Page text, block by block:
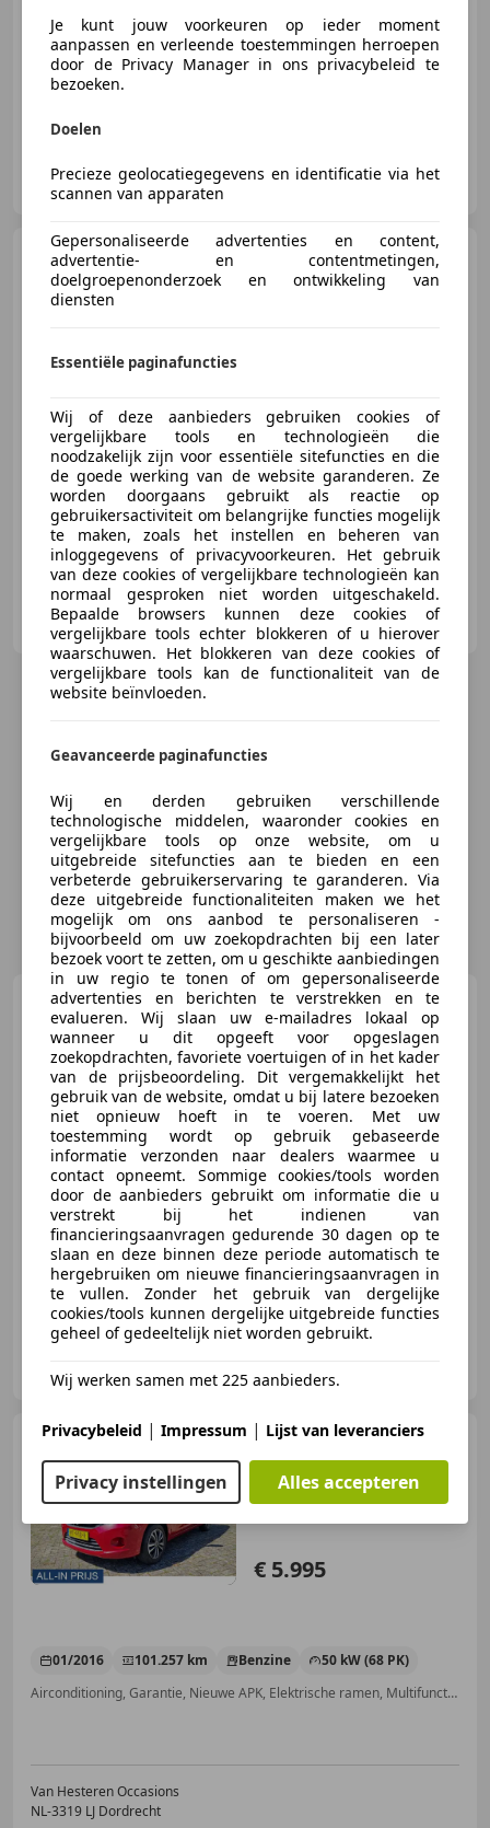
03/2017 144.721 km Benzine
50 kW (68 PK)
Autobedrijf J. van Toorn B.V.
NL-3132 HJ VLAARDINGEN
Suzuki Celerio1.0
01/2015 126.605 km Benzine
50 kW (68 PK)
Adequaat Auto's
NL-2461 EX TER AAR
Suzuki Celerio
1.0 Comfort
✅ AC ✅ BT ✅ Rijklaar ✅
€ 4.900
08/2016 156.260 km Benzine
50 kW (68 PK)
NL-8081 HJ ELBURG
Suzuki Celerio1.0 Comfort
✅COMPLETE AUTO!
€ 5.995
01/2016 101.257 km Benzine
50 kW (68 PK)
Airconditioning, Garantie, Nieuwe APK, Elektrische ramen, Multifunctioneel stuurwiel, Alarm, CD, Centrale deurvergrendeling met afstandsbediening
Van Hesteren Occasions
NL-3319 LJ Dordrecht
Je kunt jouw voorkeuren op ieder moment
aanpassen en verleende toestemmingen herroepen
door de Privacy Manager in ons privacybeleid te
bezoeken.
Doelen
Precieze geolocatiegegevens en identificatie via het
scannen van apparaten
Gepersonaliseerde advertenties en content,
advertentie- en contentmetingen,
doelgroepenonderzoek en ontwikkeling van
diensten
Essentiële paginafuncties
Wij of deze aanbieders gebruiken cookies of
vergelijkbare tools en technologieën die
noodzakelijk zijn voor essentiële sitefuncties en die
de goede werking van de website garanderen. Ze
worden doorgaans gebruikt als reactie op
gebruikersactiviteit om belangrijke functies mogelijk
te maken, zoals het instellen en beheren van
inloggegevens of privacyvoorkeuren. Het gebruik
van deze cookies of vergelijkbare technologieën kan
normaal gesproken niet worden uitgeschakeld.
Bepaalde browsers kunnen deze cookies of
vergelijkbare tools echter blokkeren of u hierover
waarschuwen. Het blokkeren van deze cookies of
vergelijkbare tools kan de functionaliteit van de
website beïnvloeden.
Geavanceerde paginafuncties
Wij en derden gebruiken verschillende
technologische middelen, waaronder cookies en
vergelijkbare tools op onze website, om u
uitgebreide sitefuncties aan te bieden en een
verbeterde gebruikerservaring te garanderen. Via
deze uitgebreide functionaliteiten maken we het
mogelijk om ons aanbod te personaliseren -
bijvoorbeeld om uw zoekopdrachten bij een later
bezoek voort te zetten, om u geschikte aanbiedingen
in uw regio te tonen of om gepersonaliseerde
advertenties en berichten te verstrekken en te
evalueren. Wij slaan uw e-mailadres lokaal op
wanneer u dit opgeeft voor opgeslagen
zoekopdrachten, favoriete voertuigen of in het kader
van de prijsbeoordeling. Dit vergemakkelijkt het
gebruik van de website, omdat u bij latere bezoeken
niet opnieuw hoeft in te voeren. Met uw
toestemming wordt op gebruik gebaseerde
informatie verzonden naar dealers waarmee u
contact opneemt. Sommige cookies/tools worden
door de aanbieders gebruikt om informatie die u
verstrekt bij het indienen van
financieringsaanvragen gedurende 30 dagen op te
slaan en deze binnen deze periode automatisch te
hergebruiken om nieuwe financieringsaanvragen in
te vullen. Zonder het gebruik van dergelijke
cookies/tools kunnen dergelijke uitgebreide functies
geheel of gedeeltelijk niet worden gebruikt.
Wij werken samen met 225 aanbieders.
Privacybeleid | Impressum | Lijst van leveranciers
Privacy instellingen Alles accepteren